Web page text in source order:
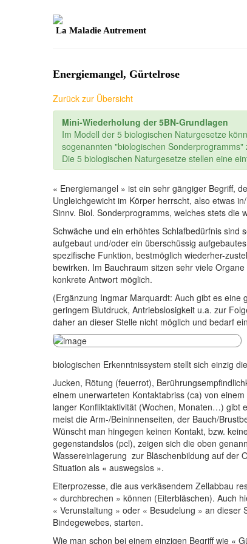
La Maladie Autrement
Energiemangel, Gürtelrose
Zurück zur Übersicht
Mini-Wiederholung der 5BN-Grundlagen
Im Modell der 5 biologischen Naturgesetze
sogenannten "biologischen Sonderprogramms"
Die 5 biologischen Naturgesetze stellen eine
« Energiemangel » ist ein sehr gängiger Begriff,
Ungleichgewicht im Körper herrscht, also etwas
Sinnv. Biol. Sonderprogramms, welches stets
Schwäche und ein erhöhtes Schlafbedürfnis sind
aufgebaut und/oder ein überschüssig
spezifische Funktion, bestmöglich wiederher-
bewirken. Im Bauchraum sitzen sehr viele
konkrete Antwort möglich.
(Ergänzung Ingmar Marquardt: Auch gibt es
geringem Blutdruck, Antriebslosigkeit u.a. zur
daher an dieser Stelle nicht möglich und bedarf
biologischen Erkenntnissystem stellt sich einzig
Jucken, Rötung (feuerrot),
einem unerwarteten Kontaktabriss (ca) von
langer Konfliktaktivität (Wochen, Monaten…) gibt
meist die Arm-/Beininnenseiten, der Bauch/
Wünscht man hingegen keinen Kontakt, bzw.
gegenstandslos (pcl), zeigen sich die oben
Wassereinlagerung zur Bläschenbildung auf der
Situation als « auswegslos ».
Eiterprozesse, die aus verkäsendem Zellabbau
« durchbrechen » können (Eiterbläschen). Auch
« Verunstaltung » oder « Besudelung » an
Bindegewebes, starten.
Wie man schon bei einem einzigen Begriff wie «